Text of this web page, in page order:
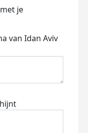
je
van Idan Aviv